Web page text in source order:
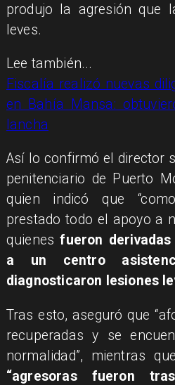
produjo la agresión que
leves.
Lee también...
Fiscalía realizó nuevas
en Bahía Mansa:
lancha
Así lo confirmó el director
penitenciario de Puerto
quien indicó que
prestado todo el apoyo a
quienes fueron
a un centro
diagnosticaron lesiones
Tras esto, aseguró que
recuperadas y se
normalidad”, mientras
“agresoras fueron